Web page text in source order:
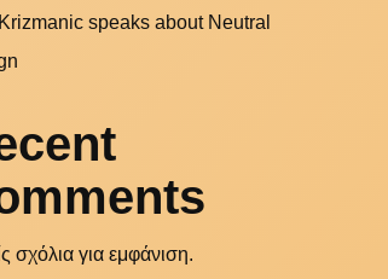
speaks about Neutral
σχόλια για εμφάνιση.